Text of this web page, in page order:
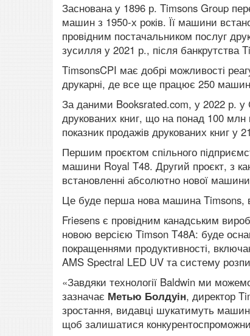
Заснована у 1896 р. Timsons Group
машин з 1950-х років. Її машини
провідним постачальником послуг
зусилля у 2021 р., після банкрутства
TimsonsCPI має добрі можливості
друкарні, де все ще працює 250
За даними Booksrated.com, у 2022 р.
друкованих книг, що на понад 100
показник продажів друкованих книг у
Першим проєктом спільного
машини Royal T48. Другий проєкт, з
встановленні абсолютно нової
Це буде перша нова машина Timsons,
Friesens є провідним канадським
новою версією Timson T48A: буде
покращеннями продуктивності,
AMS Spectral LED UV та систему
«Завдяки технології Baldwin ми
зазначає Метью Болдуін, директор
зростання, видавці шукатимуть
щоб залишатися